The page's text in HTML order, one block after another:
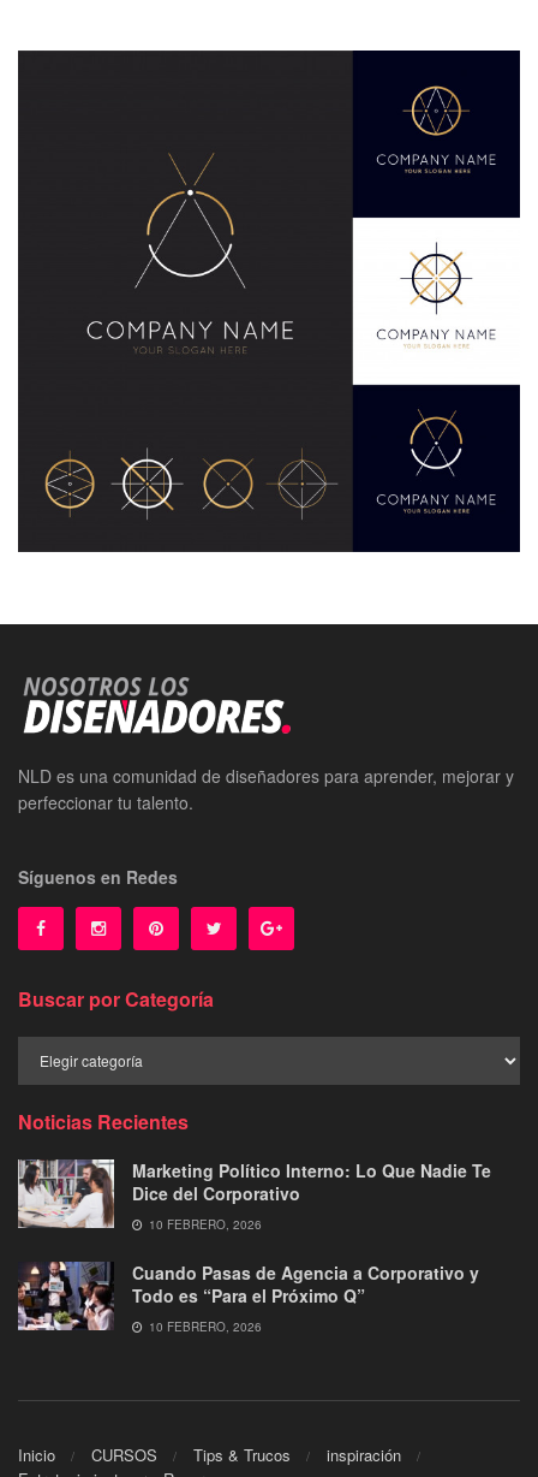
NLD es una comunidad de diseñadores para aprender, mejorar y
perfeccionar tu talento.
Síguenos en Redes
Buscar por Categoría
por
Noticias Recientes
Marketing Político Interno: Lo Que Nadie Te
Dice del Corporativo
10 FEBRERO, 2026
Cuando Pasas de Agencia a Corporativo y
Todo es “Para el Próximo Q”
10 FEBRERO, 2026
Inicio CURSOS Tips & Trucos
inspiración